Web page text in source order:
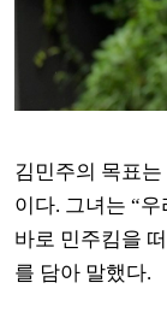
김민주의 목표
이다. 그녀는 “
바로 민주킴을
를 담아 말했다.